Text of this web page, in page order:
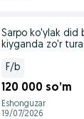
Sarpo ko'ylak did
kiyganda zo'r
F/b
120 000 so’m
Eshonguzar
19/07/2026